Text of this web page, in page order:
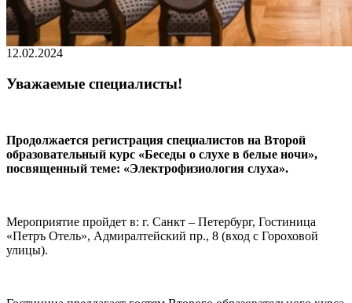
12.02.2024
Уважаемые специалисты!
Продолжается регистрация специалистов на Второй
образовательный курс «Беседы о слухе в белые ночи»,
посвященный теме: «Электрофизиология слуха».
Мероприятие пройдет в: г. Санкт – Петербург, Гостиница
«Петръ Отель», Адмиралтейский пр., 8 (вход с Гороховой
улицы).